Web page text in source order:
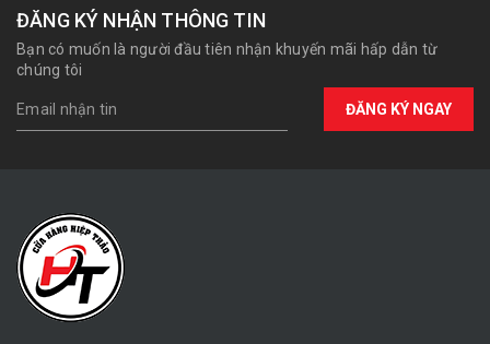
ĐĂNG KÝ NHẬN THÔNG TIN
Bạn có muốn là người đầu tiên nhận khuyến mãi hấp dẫn từ
chúng tôi
ĐĂNG KÝ NGAY